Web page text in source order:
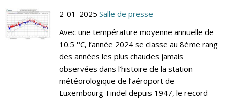
2-01-2025 Salle de presse
Avec une température moyenne annuelle de
10.5 °C, l’année 2024 se classe au 8ème rang
des années les plus chaudes jamais
observées dans l’histoire de la station
météorologique de l’aéroport de
Luxembourg-Findel depuis 1947, le record